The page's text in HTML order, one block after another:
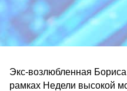
Экс-возлюбленная
рамках Недели высокой